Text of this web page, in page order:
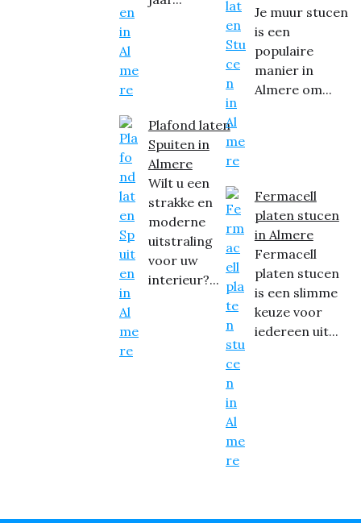
Plafond laten
Spuiten in
Almere
Wilt u een
strakke en
moderne
uitstraling
voor uw
interieur?...
Je muur stucen
is een
populaire
manier in
Almere om...
Fermacell
platen stucen
in Almere
Fermacell
platen stucen
is een slimme
keuze voor
iedereen uit...